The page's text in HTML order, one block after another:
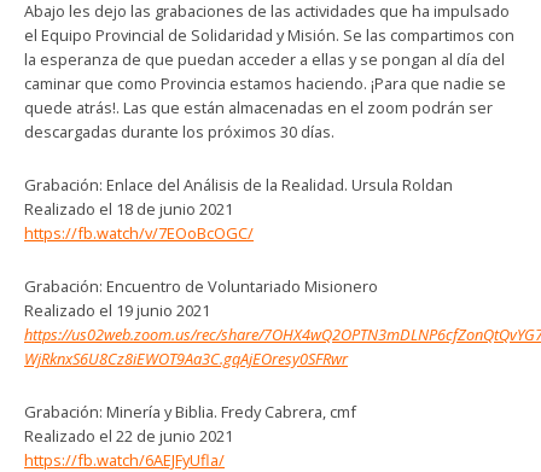
Abajo les dejo las grabaciones de las actividades que ha impulsado
el Equipo Provincial de Solidaridad y Misión. Se las compartimos con
la esperanza de que puedan acceder a ellas y se pongan al día del
caminar que como Provincia estamos haciendo. ¡Para que nadie se
quede atrás!. Las que están almacenadas en el zoom podrán ser
descargadas durante los próximos 30 días.
Grabación: Enlace del Análisis de la Realidad. Ursula Roldan
Realizado el 18 de junio 2021
https://fb.watch/v/7EOoBcOGC/
Grabación: Encuentro de Voluntariado Misionero
Realizado el 19 junio 2021
https://us02web.zoom.us/rec/share/
WjRknxS6U8Cz8iEWOT9Aa3C.gqAjEOresy0SFRwr
Grabación: Minería y Biblia. Fredy Cabrera, cmf
Realizado el 22 de junio 2021
https://fb.watch/6AEJFyUfla/